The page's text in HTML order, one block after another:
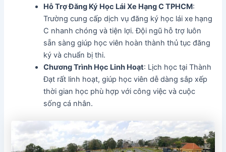
Hỗ Trợ Đăng Ký Học Lái Xe Hạng C TPHCM:
Trường cung cấp dịch vụ đăng ký học lái xe hạng
C nhanh chóng và tiện lợi. Đội ngũ hỗ trợ luôn
sẵn sàng giúp học viên hoàn thành thủ tục đăng
ký và chuẩn bị thi.
Chương Trình Học Linh Hoạt: Lịch học tại Thành
Đạt rất linh hoạt, giúp học viên dễ dàng sắp xếp
thời gian học phù hợp với công việc và cuộc
sống cá nhân.